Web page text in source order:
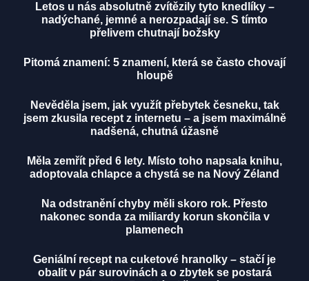
Letos u nás absolutně zvítězily tyto knedlíky –
nadýchané, jemné a nerozpadají se. S tímto
přelivem chutnají božsky
Pitomá znamení: 5 znamení, která se často chovají
hloupě
Nevěděla jsem, jak využít přebytek česneku, tak
jsem zkusila recept z internetu – a jsem maximálně
nadšená, chutná úžasně
Měla zemřít před 6 lety. Místo toho napsala knihu,
adoptovala chlapce a chystá se na Nový Zéland
Na odstranění chyby měli skoro rok. Přesto
nakonec sonda za miliardy korun skončila v
plamenech
Geniální recept na cuketové hranolky – stačí je
obalit v pár surovinách a o zbytek se postará